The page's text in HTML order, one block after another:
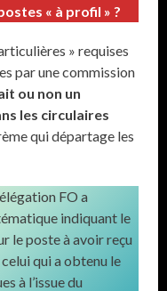
« à profil » ?
» requises
par une commission
ou non un
les circulaires
qui départage les
FO a
indiquant le
le poste à avoir reçu
qui a obtenu le
à l’issue du